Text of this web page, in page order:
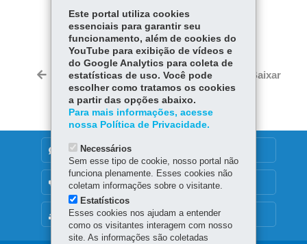
COMPARTILHE:
Fa
ce
bo
ok
Tw
itt
er
W
ha
ts
Ap
Voltar Início Imprimir Baixar
MAPA DO SITE
DENUNCIE CORRUPÇÃO
OUVIDORIA
Este portal utiliza cookies
essenciais para garantir seu
funcionamento, além de cookies do
YouTube para exibição de vídeos e
do Google Analytics para coleta de
estatísticas de uso. Você pode
escolher como tratamos os cookies
a partir das opções abaixo.
Para mais informações, acesse
nossa Política de Privacidade.
Necessários
Sem esse tipo de cookie, nosso portal não
funciona plenamente. Esses cookies não
coletam informações sobre o visitante.
Estatísticos
Esses cookies nos ajudam a entender
como os visitantes interagem com nosso
site. As informações são coletadas